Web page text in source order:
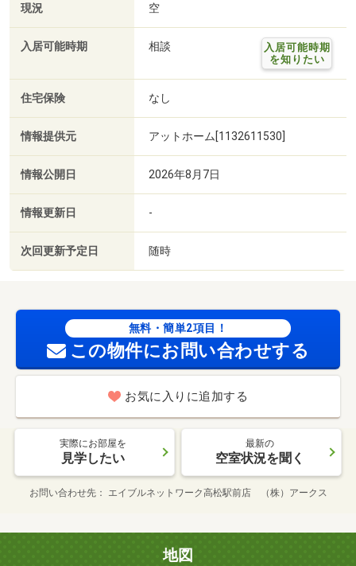
現況 空
入居可能時期 相談
入居可能時期
を知りたい
住宅保険 なし
情報提供元 アットホーム[1132611530]
情報公開日 2026年8月7日
情報更新日 -
次回更新予定日 随時
無料・簡単2項目！
この物件にお問い合わせする
お気に入りに追加する
実際にお部屋を
見学したい
最新の
空室状況を聞く
お問い合わせ先 エイブルネットワーク高松駅前店 （株）アークス
地図